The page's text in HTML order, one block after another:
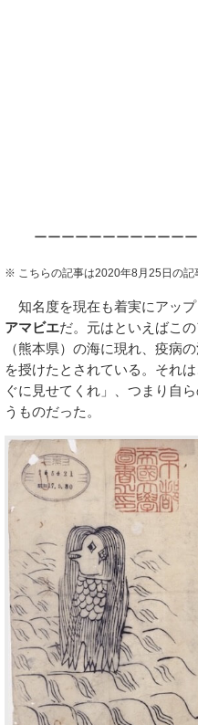
ーーーーーーーーーーー
※ こちらの記事は2020年8月25日の記
知名度を現在も着実にアップ
アマビエだ。元はといえばこ
（熊本県）の海に現れ、疫病
を授けたとされている。それ
ぐに見せてくれ」、つまり自
うものだった。